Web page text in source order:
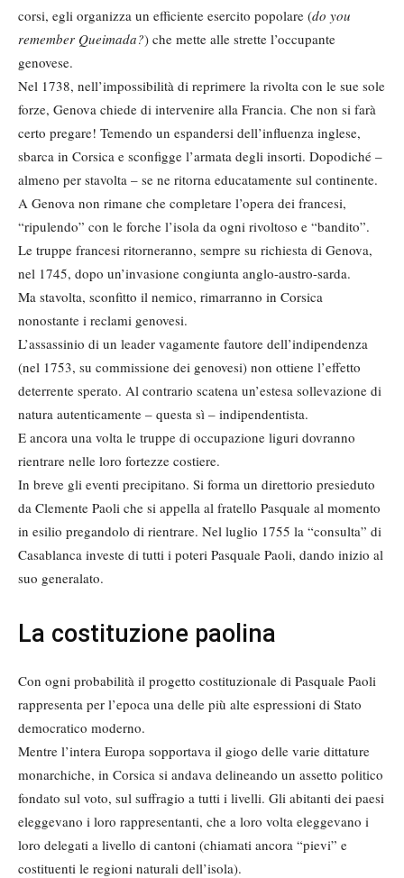
corsi, egli organizza un efficiente esercito popolare (do you
remember Queimada?) che mette alle strette l’occupante
genovese.
Nel 1738, nell’impossibilità di reprimere la rivolta con le sue sole
forze, Genova chiede di intervenire alla Francia. Che non si farà
certo pregare! Temendo un espandersi dell’influenza inglese,
sbarca in Corsica e sconfigge l’armata degli insorti. Dopodiché –
almeno per stavolta – se ne ritorna educatamente sul continente.
A Genova non rimane che completare l’opera dei francesi,
“ripulendo” con le forche l’isola da ogni rivoltoso e “bandito”.
Le truppe francesi ritorneranno, sempre su richiesta di Genova,
nel 1745, dopo un’invasione congiunta anglo-austro-sarda.
Ma stavolta, sconfitto il nemico, rimarranno in Corsica
nonostante i reclami genovesi.
L’assassinio di un leader vagamente fautore dell’indipendenza
(nel 1753, su commissione dei genovesi) non ottiene l’effetto
deterrente sperato. Al contrario scatena un’estesa sollevazione di
natura autenticamente – questa sì – indipendentista.
E ancora una volta le truppe di occupazione liguri dovranno
rientrare nelle loro fortezze costiere.
In breve gli eventi precipitano. Si forma un direttorio presieduto
da Clemente Paoli che si appella al fratello Pasquale al momento
in esilio pregandolo di rientrare. Nel luglio 1755 la “consulta” di
Casablanca investe di tutti i poteri Pasquale Paoli, dando inizio al
suo generalato.
La costituzione paolina
Con ogni probabilità il progetto costituzionale di Pasquale Paoli
rappresenta per l’epoca una delle più alte espressioni di Stato
democratico moderno.
Mentre l’intera Europa sopportava il giogo delle varie dittature
monarchiche, in Corsica si andava delineando un assetto politico
fondato sul voto, sul suffragio a tutti i livelli. Gli abitanti dei paesi
eleggevano i loro rappresentanti, che a loro volta eleggevano i
loro delegati a livello di cantoni (chiamati ancora “pievi” e
costituenti le regioni naturali dell’isola).